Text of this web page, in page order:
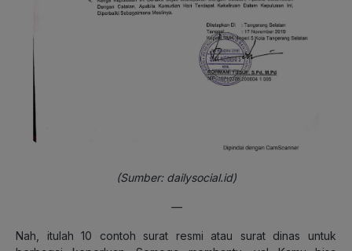
(Sumber: dailysocial.id)
—
Nah, itulah 10 contoh surat resmi atau surat dinas untuk